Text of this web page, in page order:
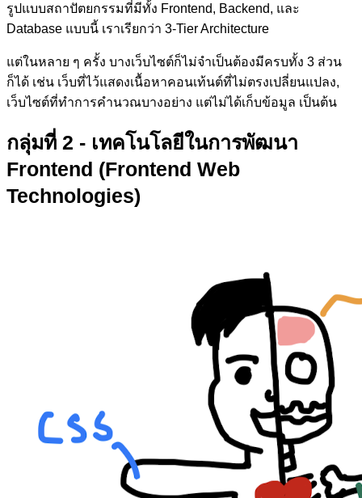
รูปแบบสถาปัตยกรรมที่มีทั้ง Frontend, Backend, และ
Database แบบนี้ เราเรียกว่า 3-Tier Architecture
แต่ในหลาย ๆ ครั้ง บางเว็บไซต์ก็ไม่จำเป็นต้องมีครบทั้ง 3 ส่วน
ก็ได้ เช่น เว็บที่ไว้แสดงเนื้อหาคอนเท้นต์ที่ไม่ตรงเปลี่ยนแปลง,
เว็บไซต์ที่ทำการคำนวณบางอย่าง แต่ไม่ได้เก็บข้อมูล เป็นต้น
กลุ่มที่ 2 - เทคโนโลยีในการพัฒนา
Frontend (Frontend Web
Technologies)